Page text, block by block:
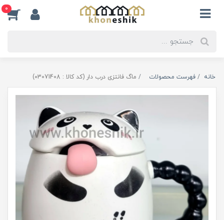
0
خانه فهرست محصولات ماگ فانتزی درب دار (کد کالا : 03071408)